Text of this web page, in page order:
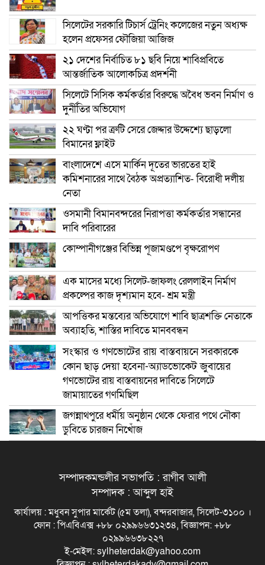
সিলেটের সরকারি টিচার্স ট্রেনিং কলেজের নতুন অধ্যক্ষ
হলেন প্রফেসর ফৌজিয়া আজিজ
২১ দেশের নির্বাচিত ৮১ ছবি নিয়ে শাবিপ্রবিতে
আন্তর্জাতিক আলোকচিত্র প্রদর্শনী
সিলেটে সিসিক কর্মকর্তার বিরুদ্ধে অবৈধ ভবন নির্মাণ ও
দুর্নীতির অভিযোগ
২২ ঘণ্টা পর ত্রুটি সেরে জেদ্দার উদ্দেশ্যে ছাড়লো
বিমানের ফ্লাইট
বাংলাদেশে এসে মার্কিন দূতের ভারতের হাই
কমিশনারের সাথে বৈঠক অপ্রত্যাশিত- বিরোধী দলীয়
নেতা
ওসমানী বিমানবন্দরের নিরাপত্তা কর্মকর্তার সন্ধানের
দাবি পরিবারের
কোম্পানীগঞ্জের বিভিন্ন পূজামণ্ডপে বৃক্ষরোপণ
এক মাসের মধ্যে সিলেট-জাফলং রেললাইন নির্মাণ
প্রকল্পের কাজ দৃশ্যমান হবে- শ্রম মন্ত্রী
আপত্তিকর মন্তব্যের অভিযোগে শাবি ছাত্রশক্তি নেতাকে
অব্যাহতি, শাস্তির দাবিতে মানববন্ধন
সংস্কার ও গণভোটের রায় বাস্তবায়নে সরকারকে
কোন ছাড় দেয়া হবেনা-অ্যাডভোকেট জুবায়ের
গণভোটের রায় বাস্তবায়নের দাবিতে সিলেটে
জামায়াতের গণমিছিল
জগন্নাথপুরে ধর্মীয় অনুষ্ঠান থেকে ফেরার পথে নৌকা
ডুবিতে চারজন নিখোঁজ
সম্পাদকমন্ডলীর সভাপতি : রাগীব আলী
সম্পাদক : আব্দুল হাই
কার্যালয় : মধুবন সুপার মার্কেট (৫ম তলা), বন্দরবাজার, সিলেট-৩১০০ ।
ফোন : পিএবিএক্স +৮৮ ০২৯৯৬৬৩১২৩৪, বিজ্ঞাপন: +৮৮
০২৯৯৬৬৩৮২২৭
ই-মেইল: sylheterdak@yahoo.com